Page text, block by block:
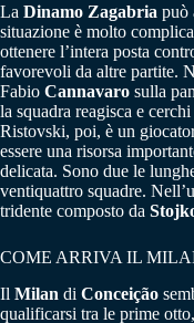
La Dinamo Zagabria può
situazione è molto
ottenere l’intera posta
favorevoli da altre partite.
Fabio Cannavaro sulla
la squadra reagisca e
Ristovski, poi, è un
essere una risorsa
delicata. Sono due le
ventiquattro squadre.
tridente composto da
COME ARRIVA IL
Il Milan di Conceição
qualificarsi tra le prime